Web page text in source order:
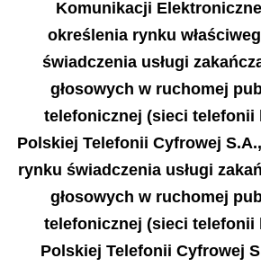
Komunikacji
określenia rynku
świadczenia usługi
głosowych w ruchomej
telefonicznej (sieci telefonii
Polskiej Telefonii Cyfrowej
rynku świadczenia usługi
głosowych w ruchomej
telefonicznej (sieci telefonii
Polskiej Telefonii Cyfrowej